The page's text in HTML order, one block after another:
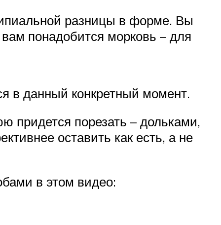
разницы в форме. Вы
вам понадобится морковь – для
в данный конкретный момент.
придется порезать – дольками,
оставить как есть, а не
в этом видео: